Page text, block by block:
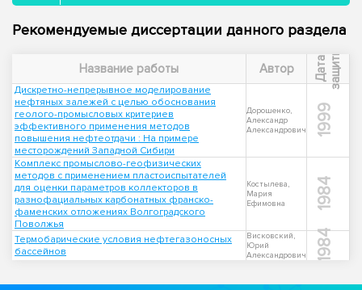
Рекомендуемые диссертации данного раздела
Название работы Автор Д
а
т
а
з
а
щ
и
т ы
Дискретно-непрерывное моделирование
нефтяных залежей с целью обоснования
геолого-промысловых критериев
эффективного применения методов
повышения нефтеотдачи : На примере
месторождений Западной Сибири
Дорошенко,
Александр
Александрович
1999
Комплекс промыслово-геофизических
методов с применением пластоиспытателей
для оценки параметров коллекторов в
разнофациальных карбонатных франско-
фаменских отложениях Волгоградского
Поволжья
Костылева,
Мария
Ефимовна
1984
Термобарические условия нефтегазоносных
бассейнов
Висковский,
Юрий
Александрович
1984